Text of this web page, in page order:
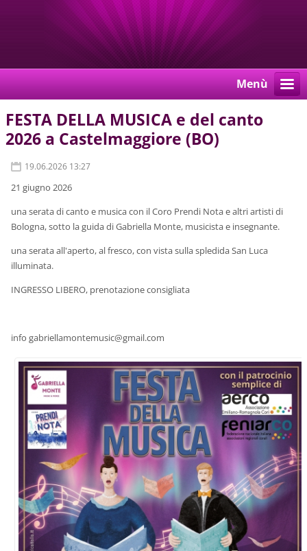
Menù
FESTA DELLA MUSICA e del canto
2026 a Castelmaggiore (BO)
19.06.2026 13:27
21 giugno 2026
una serata di canto e musica con il Coro Prendi Nota e altri artisti di
Bologna, sotto la guida di Gabriella Monte, musicista e insegnante.
una serata all'aperto, al fresco, con vista sulla spledida San Luca
illuminata.
INGRESSO LIBERO, prenotazione consigliata
info gabriellamontemusic@gmail.com